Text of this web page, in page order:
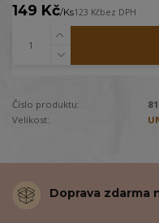
149 Kč/Ks123 Kčbez DPH
Číslo produktu:
Velikost:
Doprava zdarma